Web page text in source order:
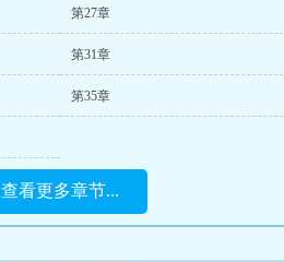
第27章
第31章
第35章
查看更多章节...